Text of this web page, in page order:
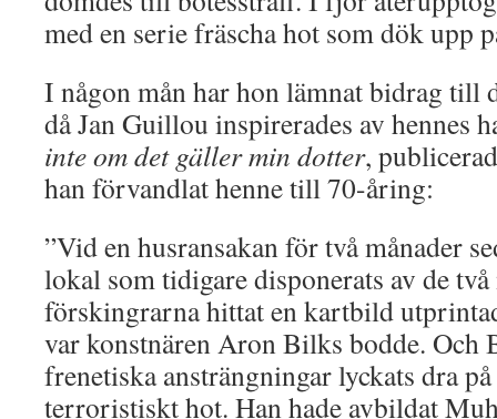
med en serie fräscha hot som dök upp
I någon mån har hon lämnat bidrag till
då Jan Guillou inspirerades av hennes
inte om det gäller min dotter,
han förvandlat henne till 70-åring:
”Vid en husransakan för två månader
lokal som tidigare disponerats av de
förskingrarna hittat en kartbild
var konstnären Aron Bilks bodde. Och
frenetiska ansträngningar lyckats dra
terroristiskt hot. Han hade avbildat